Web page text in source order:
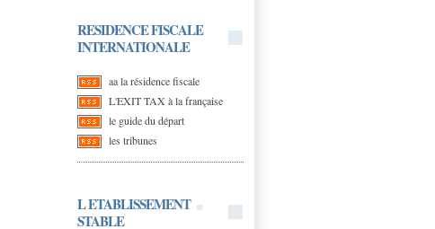
RESIDENCE FISCALE
INTERNATIONALE
aa la résidence fiscale
L'EXIT TAX à la française
le guide du départ
les tribunes
L ETABLISSEMENT
STABLE